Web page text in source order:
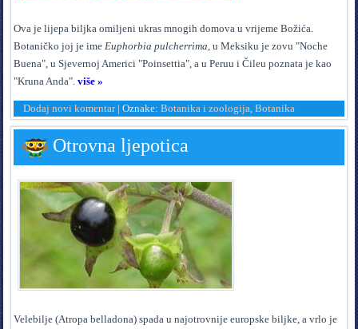
Ova je lijepa biljka omiljeni ukras mnogih domova u vrijeme Božića.
Botaničko joj je imeEuphorbia pulcherrima, u Meksiku je zovu "Noche
Buena", u Sjevernoj Americi "Poinsettia", a u Peruu i Čileu poznata je kao
"Kruna Anda".više »
Dodaj novi komentar|Oznake:Botanika i zoologija,Botanika
Otrovna ljepotica
Velebilje (Atropa belladona) spada u najotrovnije europske biljke, a vrlo je